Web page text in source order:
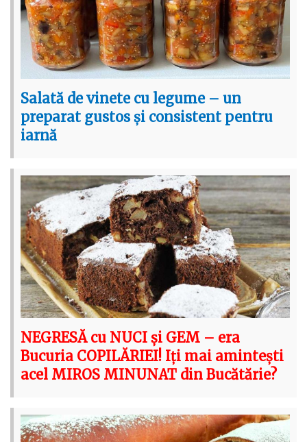
Salată de vinete cu legume – un
preparat gustos și consistent pentru
iarnă
NEGRESĂ cu NUCI și GEM – era
Bucuria COPILĂRIEI! Iți mai amintești
acel MIROS MINUNAT din Bucătărie?